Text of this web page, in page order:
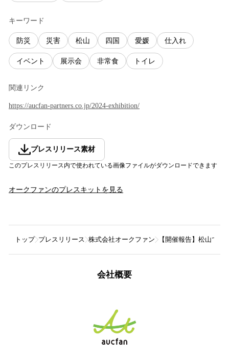
キーワード
防災 災害 松山 四国 愛媛 仕入れ
イベント 展示会 非常食 トイレ
関連リンク
https://aucfan-partners.co.jp/2024-exhibition/
ダウンロード
プレスリリース素材
このプレスリリース内で使われている画像ファイルがダウンロードできます
オークファンのプレスキットを見る
トップ プレスリリース 株式会社オークファン 【開催報告】松山で
会社概要